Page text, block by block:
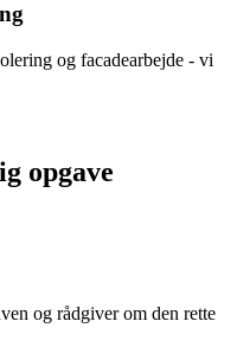
og facadearbejde - vi
opgave
og rådgiver om den rette